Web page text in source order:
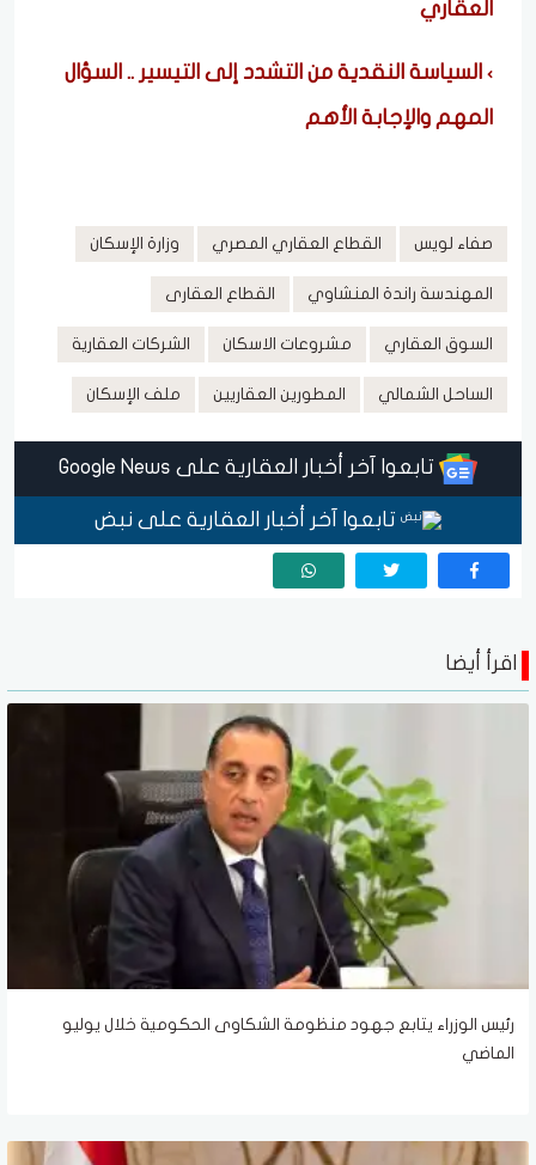
العقاري
السياسة النقدية من التشدد إلى التيسير .. السؤال
المهم والإجابة الأهم
صفاء لويس القطاع العقاري المصري وزارة الإسكان
المهندسة راندة المنشاوي القطاع العقارى
السوق العقاري مشروعات الاسكان الشركات العقارية
الساحل الشمالي المطورين العقاريين ملف الإسكان
تابعوا آخر أخبار العقارية على Google News
تابعوا آخر أخبار العقارية على نبض
اقرأ أيضا
رئيس الوزراء يتابع جهود منظومة الشكاوى الحكومية خلال يوليو
الماضي